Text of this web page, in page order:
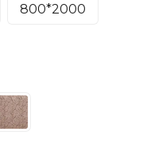
800*2000